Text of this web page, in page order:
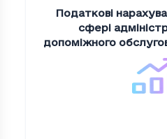
Податкові
сферi
допомiжного
грн на 1